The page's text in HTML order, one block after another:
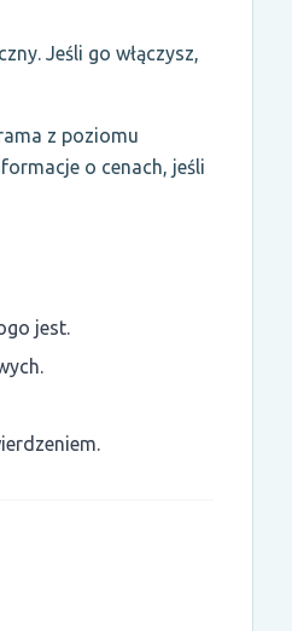
Jeśli go włączysz,
z poziomu
o cenach, jeśli
jest.